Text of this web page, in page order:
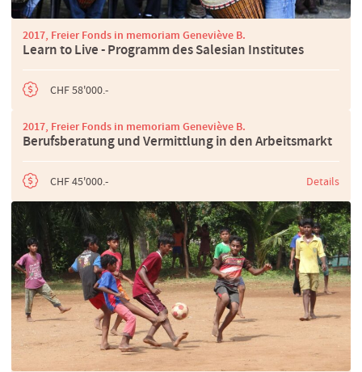
2017, Freier Fonds in memoriam Geneviève B.
Learn to Live - Programm des Salesian Institutes
CHF 58'000.-
2017, Freier Fonds in memoriam Geneviève B.
Berufsberatung und Vermittlung in den Arbeitsmarkt
CHF 45'000.- Details